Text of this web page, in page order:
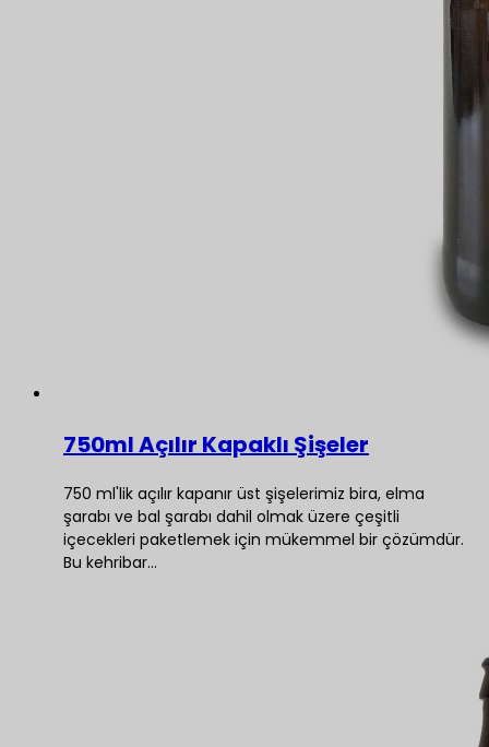
750ml Açılır Kapaklı Şişeler
750 ml'lik açılır kapanır üst şişelerimiz bira, elma
şarabı ve bal şarabı dahil olmak üzere çeşitli
içecekleri paketlemek için mükemmel bir çözümdür.
Bu kehribar…